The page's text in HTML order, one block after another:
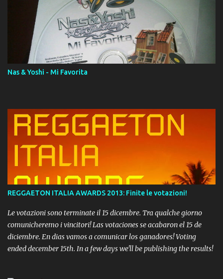
Album proposto al massimo della qualità in formato iTunes Plus
AAC M4A; comprato su iTunes e a disposizione vostra per il
download. REGGAETON ITALIA Nosotros Somos Los Del
Momento!
Nas & Yoshi - Mi Favorita
REGGAETON ITALIA AWARDS 2013: Finite le votazioni!
Le votazioni sono terminate il 15 dicembre. Tra qualche giorno
comunicheremo i vincitori! Las votaciones se acabaron el 15 de
diciembre. En dias vamos a comunicar los ganadores! Voting
ended december 15th. In a few days we'll be publishing the results!